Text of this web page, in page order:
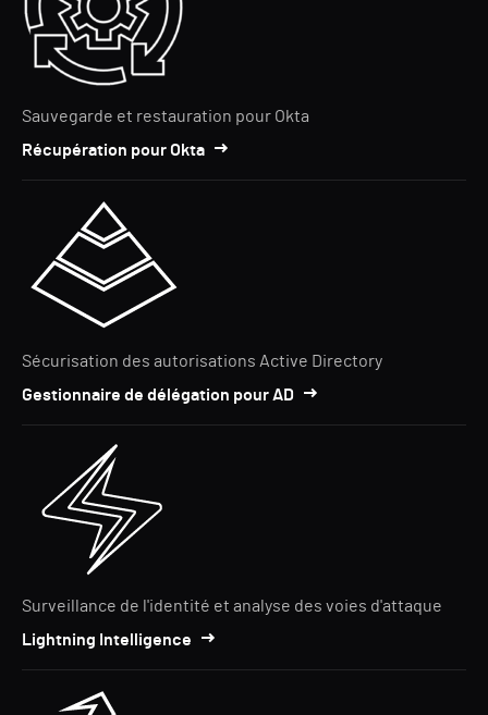
Sauvegarde et restauration pour Okta
Récupération pour Okta
Sécurisation des autorisations Active Directory
Gestionnaire de délégation pour AD
Surveillance de l'identité et analyse des voies d'attaque
Lightning Intelligence